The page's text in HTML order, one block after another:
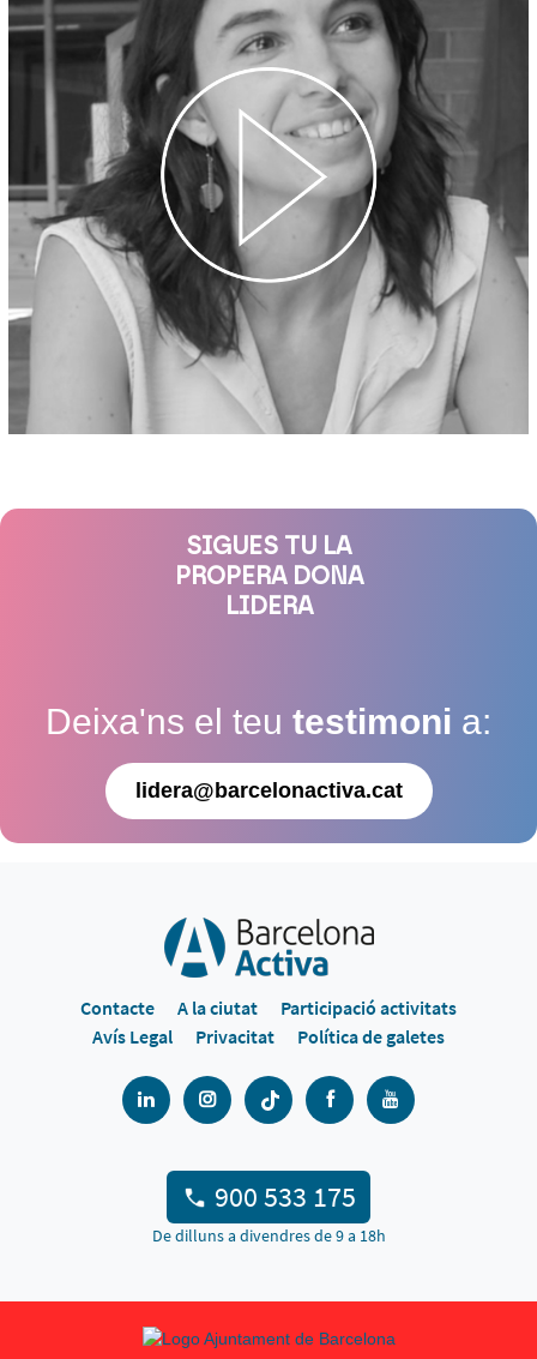
SIGUES TU LA
PROPERA DONA
LIDERA
Deixa'ns el teu testimoni a:
lidera@barcelonactiva.cat
Contacte A la ciutat
Participació activitats
Avís Legal
Privacitat Política de galetes
900 533 175
De dilluns a divendres de 9 a 18h